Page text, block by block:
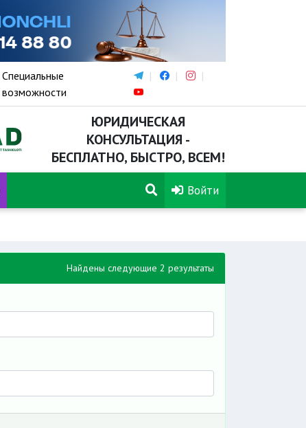
Специальные
возможности
ЮРИДИЧЕСКАЯ
КОНСУЛЬТАЦИЯ -
БЕСПЛАТНО, БЫСТРО, ВСЕМ!
Войти
Найдены следующие 2 результаты